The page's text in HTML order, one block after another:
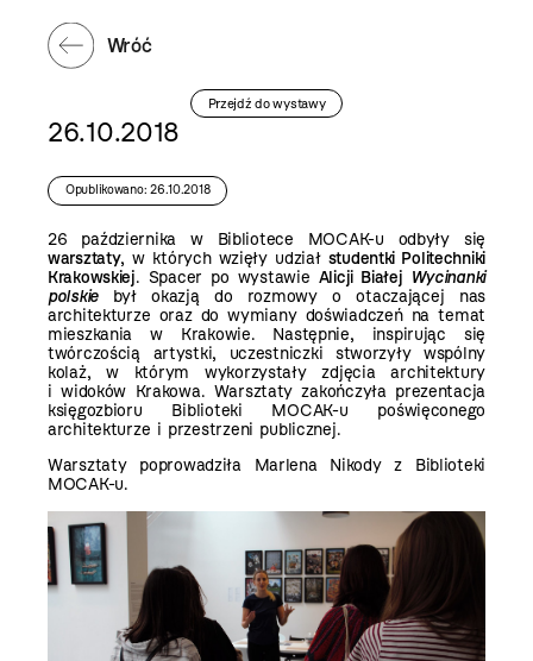
Wróć
Przejdź do wystawy
26.10.2018
Opublikowano: 26.10.2018
26 października w Bibliotece MOCAK-u odbyły się
warsztaty, w których wzięły udział studentki Politechniki
Krakowskiej. Spacer po wystawie Alicji Białej Wycinanki
polskie
był okazją do rozmowy o otaczającej nas
architekturze oraz do wymiany doświadczeń na temat
mieszkania w Krakowie. Następnie, inspirując się
twórczością artystki, uczestniczki stworzyły wspólny
kolaż, w którym wykorzystały zdjęcia architektury
i widoków Krakowa. Warsztaty zakończyła prezentacja
księgozbioru Biblioteki MOCAK-u poświęconego
architekturze i przestrzeni publicznej.
Warsztaty poprowadziła Marlena Nikody z Biblioteki
MOCAK-u.